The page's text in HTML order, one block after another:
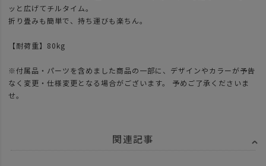
ッと広げてチルタイム。
折り畳みも簡単で、持ち運びも楽ちん。
【耐荷重】80kg
※付属品・パーツを含めました商品の一部に、デザインやカラーが予告
なく変更・仕様変更となる場合がございます。 予めご了承くださいま
せ。
関連記事